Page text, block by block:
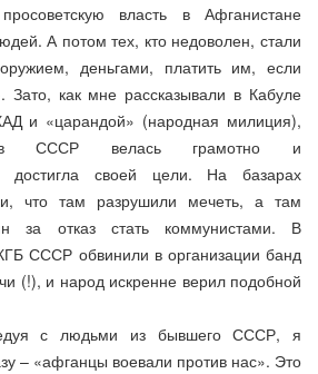
власть в Афганистане
А потом тех, кто недоволен, стали
деньгами, платить им, если
Зато, как мне рассказывали в Кабуле
и «царандой» (народная милиция),
СССР велась грамотно и
достигла своей цели. На базарах
что там разрушили мечеть, а там
за отказ стать коммунистами. В
СССР обвинили в организации банд
(!), и народ искренне верил подобной
с людьми из бывшего СССР, я
– «афганцы воевали против нас». Это